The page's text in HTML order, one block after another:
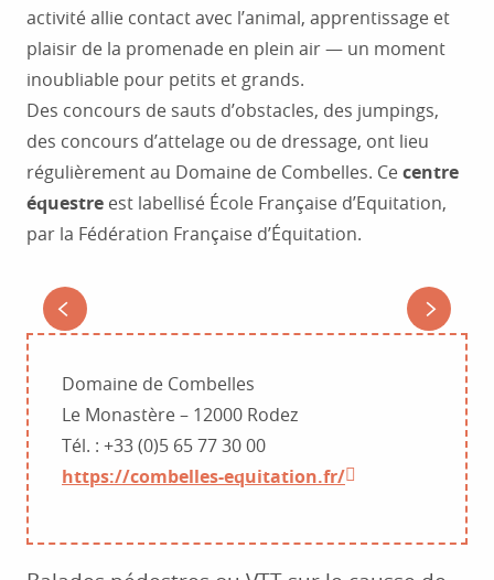
activité allie contact avec l’animal, apprentissage et
plaisir de la promenade en plein air — un moment
inoubliable pour petits et grands.
Des concours de sauts d’obstacles, des jumpings,
des concours d’attelage ou de dressage, ont lieu
régulièrement au Domaine de Combelles. Cecentre
équestre est labellisé École Française d’Equitation,
par la Fédération Française d’Équitation.
EQUITATION : DOMAINE DE COMBELLES
Domaine de Combelles
Le Monastère – 12000 Rodez
Tél. : +33 (0)5 65 77 30 00
https://combelles-equitation.fr/